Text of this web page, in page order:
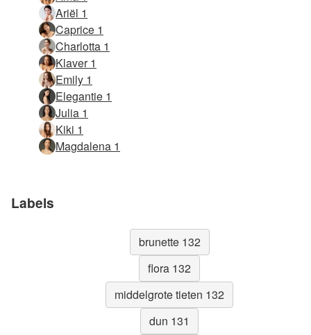
Ariël 1
Caprice 1
Charlotta 1
Klaver 1
Emily 1
Elegantie 1
Julia 1
Kiki 1
Magdalena 1
Labels
brunette 132
flora 132
middelgrote tieten 132
dun 131